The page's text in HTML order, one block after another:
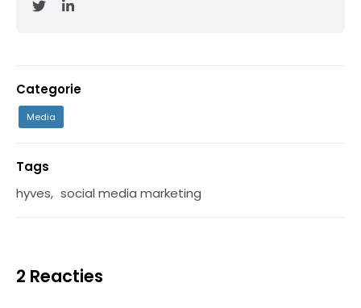
Categorie
Media
Tags
hyves, social media marketing
2 Reacties